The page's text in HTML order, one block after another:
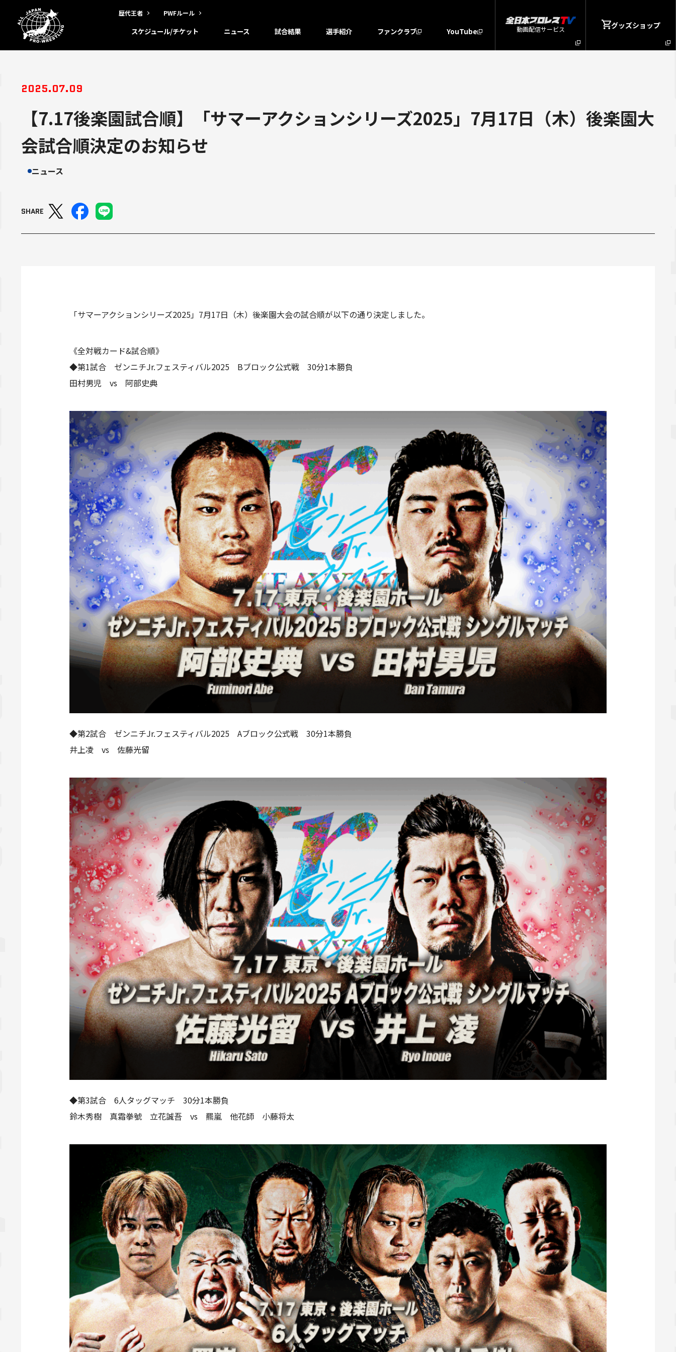
歴代王者 PWFルール
スケジュール/チケット ニュース 試合結果 選手紹介 ファンクラブ YouTube 動画配信サービス グッズショップ
2025.07.09
【7.17後楽園試合順】「サマーアクションシリーズ2025」7月17日（木）後楽園大
会試合順決定のお知らせ
ニュース
SHARE
「サマーアクションシリーズ2025」7月17日（木）後楽園大会の試合順が以下の通り決定しました。
《全対戦カード&試合順》
◆第1試合 ゼンニチJr.フェスティバル2025 Bブロック公式戦 30分1本勝負
田村男児 vs 阿部史典
◆第2試合 ゼンニチJr.フェスティバル2025 Aブロック公式戦 30分1本勝負
井上凌 vs 佐藤光留
◆第3試合 6人タッグマッチ 30分1本勝負
鈴木秀樹 真霜拳號 立花誠吾 vs 羆嵐 他花師 小藤将太